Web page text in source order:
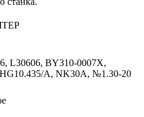
L30606, BY310-0007X,
HG10.435/A, NK30А, №1.30-20